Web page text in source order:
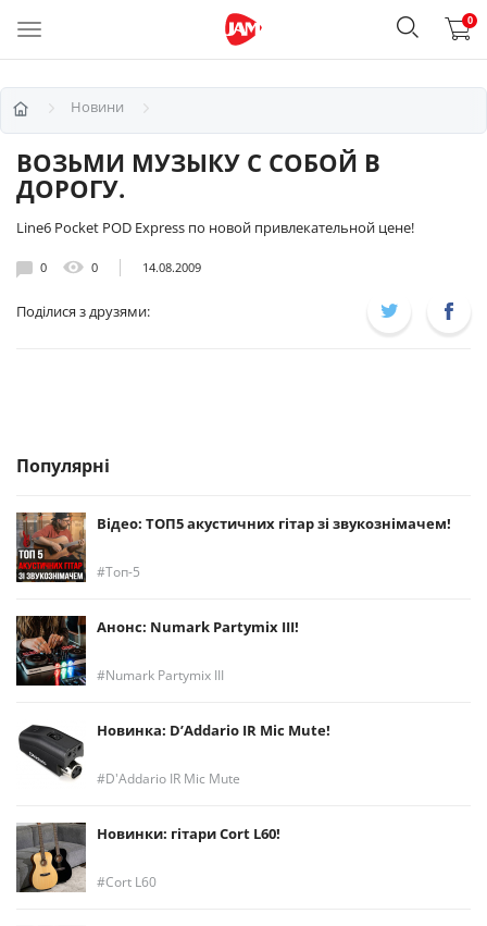
0
Новини
ВОЗЬМИ МУЗЫКУ С СОБОЙ В
ДОРОГУ.
Line6 Pocket POD Express по новой привлекательной цене!
0 0 14.08.2009
Поділися з друзями:
Популярні
Відео: ТОП5 акустичних гітар зі звукознімачем!
Топ-5
Анонс: Numark Partymix III!
Numark Partymix III
Новинка: D’Addario IR Mic Mute!
D'Addario IR Mic Mute
Новинки: гітари Cort L60!
Cort L60